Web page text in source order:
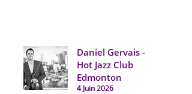
Daniel Gervais -
Hot Jazz Club
Edmonton
4 Juin 2026